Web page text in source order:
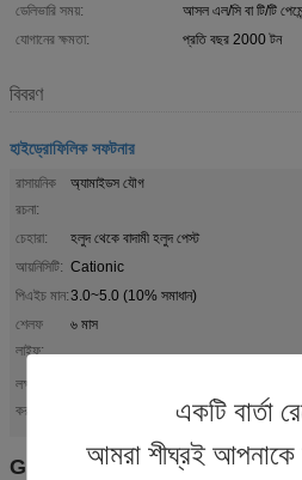
একটি বার্তা
আমরা শীঘ্রই
ডেলিভারি সময়:
আসল এল/সি বা টি/টি
যোগানের ক্ষমতা:
প্রতি বছর 2000 টন
বিবরণ
হাইড্রোফিলিক সফটনার
রাসায়নিক
রচনা:
অ্যামাইডস যৌগ
চেহারা:
হলুদ থেকে বাদামী হলুদ পেস্ট
আয়নিসিটি: Cationic
পিএইচ মান:3.0~5.0 (10% সমাধান)
শেলফ
লাইফ:
৬ মাস
লক্ষণীয়
করা:
GB-9616 টেক্সটাইল নরমকরণ এজেন্ট
GB-9616 ((মৃদু এবং ফ্লফি মৃদুকর)